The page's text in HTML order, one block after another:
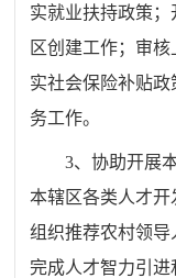
实就业扶持政策
区创建工作；审
实社会保险补贴
务工作。
3、协助开展
本辖区各类人才开
组织推荐农村领
完成人才智力引